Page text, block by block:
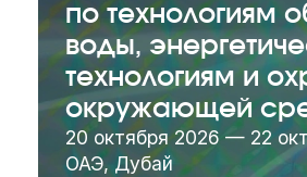
по технологиям
воды,
технологиям и
окружающей
20 октября 2026 — 22
ОАЭ, Дубай